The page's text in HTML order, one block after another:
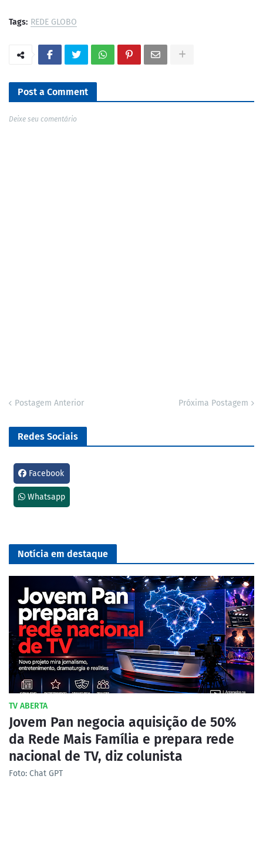
Tags: REDE GLOBO
Post a Comment
Deixe seu comentário
Postagem Anterior Próxima Postagem
Redes Sociais
Facebook
Whatsapp
Notícia em destaque
TV ABERTA
Jovem Pan negocia aquisição de 50%
da Rede Mais Família e prepara rede
nacional de TV, diz colunista
Foto: Chat GPT